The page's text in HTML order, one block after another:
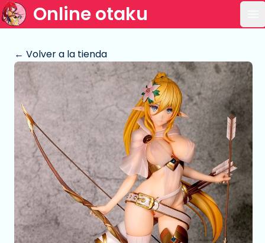
Online otaku
← Volver a la tienda